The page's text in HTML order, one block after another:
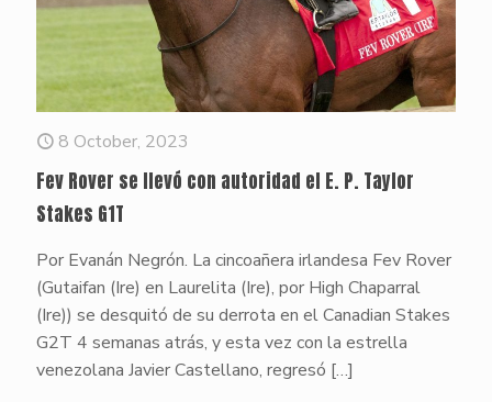
8 October, 2023
Fev Rover se llevó con autoridad el E. P. Taylor
Stakes G1T
Por Evanán Negrón. La cincoañera irlandesa Fev Rover
(Gutaifan (Ire) en Laurelita (Ire), por High Chaparral
(Ire)) se desquitó de su derrota en el Canadian Stakes
G2T 4 semanas atrás, y esta vez con la estrella
venezolana Javier Castellano, regresó […]